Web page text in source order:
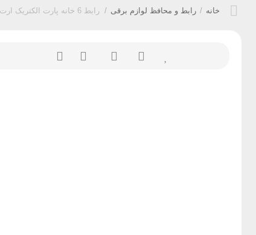
خانه / رابط و محافظ لوازم برقی / رابط 6 خانه پارت الکتریک ارت‌دار باکلید کابل 5 متری مدل نیک